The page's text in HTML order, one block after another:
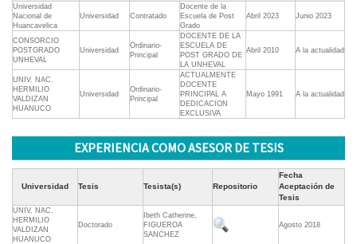
Universidad
Nacional de
Huancavelica
Universidad Contratado
Docente de la
Escuela de Post
Grado
Abril 2023 Junio 2023
CONSORCIO
POSTGRADO
UNHEVAL
Universidad
Ordinario-
Principal
DOCENTE DE LA
ESCUELA DE
POST GRADO DE
LA UNHEVAL
Abril 2010 A la actualidad
UNIV. NAC.
HERMILIO
VALDIZAN
HUANUCO
Universidad
Ordinario-
Principal
ACTUALMENTE
DOCENTE
PRINCIPAL A
DEDICACION
EXCLUSIVA
Mayo 1991 A la actualidad
EXPERIENCIA COMO ASESOR DE TESIS
Universidad Tesis Tesista(s) Repositorio
Fecha
Aceptación de
Tesis
UNIV. NAC.
HERMILIO
VALDIZAN
HUANUCO
Doctorado
Ibeth Catherine,
FIGUEROA
SANCHEZ
Agosto 2018